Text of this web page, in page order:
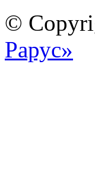
©
Рарус»